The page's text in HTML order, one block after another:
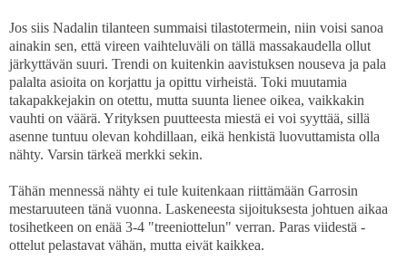
Jos siis Nadalin tilanteen summaisi tilastotermein, niin voisi sanoa
ainakin sen, että vireen vaihteluväli on tällä massakaudella ollut
järkyttävän suuri. Trendi on kuitenkin aavistuksen nouseva ja pala
palalta asioita on korjattu ja opittu virheistä. Toki muutamia
takapakkejakin on otettu, mutta suunta lienee oikea, vaikkakin
vauhti on väärä. Yrityksen puutteesta miestä ei voi syyttää, sillä
asenne tuntuu olevan kohdillaan, eikä henkistä luovuttamista olla
nähty. Varsin tärkeä merkki sekin.
Tähän mennessä nähty ei tule kuitenkaan riittämään Garrosin
mestaruuteen tänä vuonna. Laskeneesta sijoituksesta johtuen aikaa
tosihetkeen on enää 3-4 "treeniottelun" verran. Paras viidestä -
ottelut pelastavat vähän, mutta eivät kaikkea.